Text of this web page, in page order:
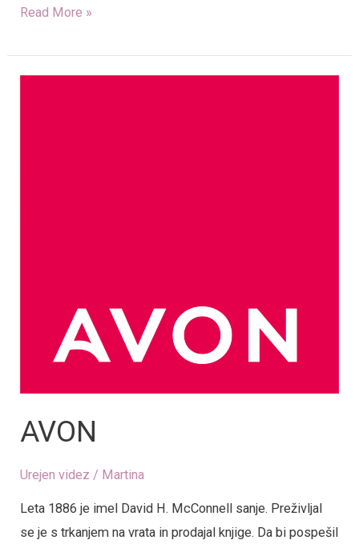
Read More »
AVON
Urejen videz / Martina
Leta 1886 je imel David H. McConnell sanje. Preživljal
se je s trkanjem na vrata in prodajal knjige. Da bi pospešil